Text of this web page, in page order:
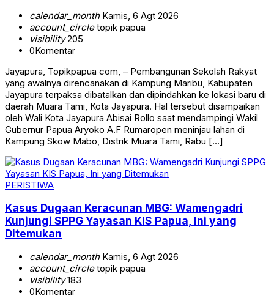
calendar_monthKamis, 6 Agt 2026
account_circletopik papua
visibility205
0Komentar
Jayapura, Topikpapua com, – Pembangunan Sekolah Rakyat
yang awalnya direncanakan di Kampung Maribu, Kabupaten
Jayapura terpaksa dibatalkan dan dipindahkan ke lokasi baru di
daerah Muara Tami, Kota Jayapura. Hal tersebut disampaikan
oleh Wali Kota Jayapura Abisai Rollo saat mendampingi Wakil
Gubernur Papua Aryoko A.F Rumaropen meninjau lahan di
Kampung Skow Mabo, Distrik Muara Tami, Rabu […]
PERISTIWA
Kasus Dugaan Keracunan MBG: Wamengadri
Kunjungi SPPG Yayasan KIS Papua, Ini yang
Ditemukan
calendar_monthKamis, 6 Agt 2026
account_circletopik papua
visibility183
0Komentar